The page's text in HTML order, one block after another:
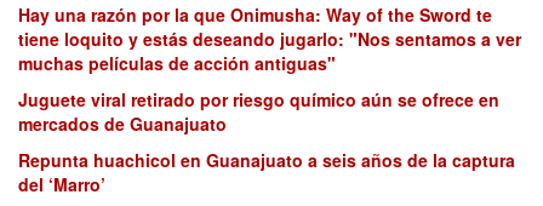
Hay una razón por la que Onimusha: Way of the Sword te
tiene loquito y estás deseando jugarlo: "Nos sentamos a ver
muchas películas de acción antiguas"
Juguete viral retirado por riesgo químico aún se ofrece en
mercados de Guanajuato
Repunta huachicol en Guanajuato a seis años de la captura
del ‘Marro’